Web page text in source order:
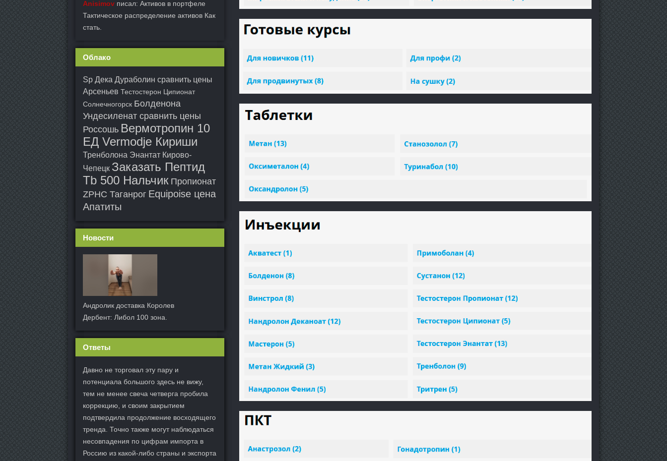
Anisimov писал: Активов в портфеле
Тактическое распределение активов Как
стать.
Облако
Sp Дека Дураболин сравнить цены
Арсеньев Тестостерон Ципионат
Солнечногорск Болденона
Ундесиленат сравнить цены
Россошь Вермотропин 10
ЕД Vermodje Кириши
Тренболона Энантат Кирово-
Чепецк Заказать Пептид
Tb 500 Нальчик Пропионат
ZPHC Таганрог Equipoise цена
Апатиты
Новости
Андролик доставка Королев
Дербент: Либол 100 зона.
Ответы
Давно не торговал эту пару и
потенциала большого здесь не вижу,
тем не менее свеча четверга пробила
коррекцию, и своим закрытием
подтвердила продолжение восходящего
тренда. Точно также могут наблюдаться
несовпадения по цифрам импорта в
Россию из какой-либо страны и экспорта